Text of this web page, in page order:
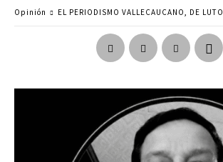
Opinión EL PERIODISMO VALLECAUCANO, DE LUTO